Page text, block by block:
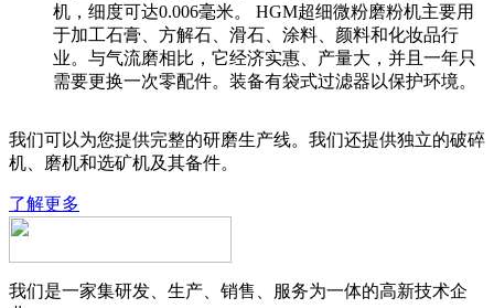
机，细度可达0.006毫米。 HGM超细微粉磨粉机主要用
于加工石膏、方解石、滑石、涂料、颜料和化妆品行
业。与气流磨相比，它经济实惠、产量大，并且一年只
需要更换一次零配件。装备有袋式过滤器以保护环境。
我们可以为您提供完整的研磨生产线。我们还提供独立的破碎
机、磨机和选矿机及其备件。
了解更多
我们是一家集研发、生产、销售、服务为一体的高新技术企